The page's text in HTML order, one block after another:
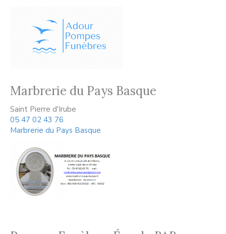
Marbrerie du Pays Basque
Saint Pierre d'Irube
05 47 02 43 76
Marbrerie du Pays Basque